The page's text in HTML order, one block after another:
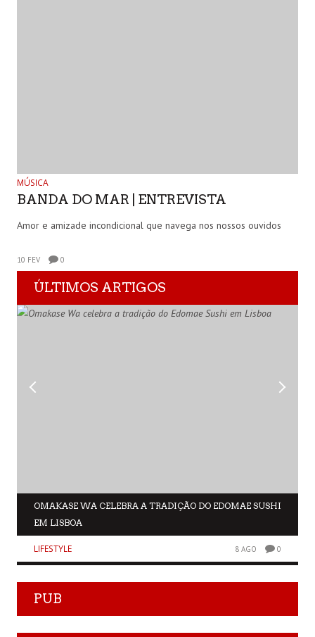
MÚSICA
BANDA DO MAR | ENTREVISTA
Amor e amizade incondicional que navega nos nossos ouvidos
10 FEV 0
ÚLTIMOS ARTIGOS
OMAKASE WA CELEBRA A TRADIÇÃO DO EDOMAE SUSHI
EM LISBOA
LIFESTYLE 8 AGO 0
PUB